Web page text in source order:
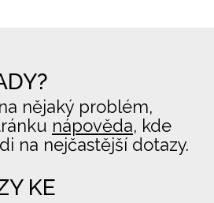
nějaký problém,
nápověda, kde
na nejčastější dotazy.
KE